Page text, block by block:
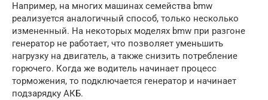
Например, на многих машинах семейства bmw
реализуется аналогичный способ, только несколько
измененный. На некоторых моделях bmw при разгоне
генератор не работает, что позволяет уменьшить
нагрузку на двигатель, а также снизить потребление
горючего. Когда же водитель начинает процесс
торможения, то подключается генератор и начинает
подзарядку АКБ.